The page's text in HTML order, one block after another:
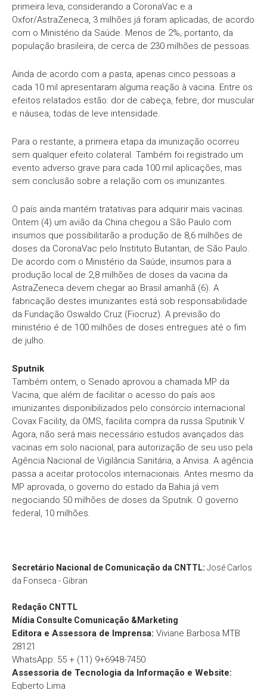
primeira leva, considerando a CoronaVac e a
Oxfor/AstraZeneca, 3 milhões já foram aplicadas, de acordo
com o Ministério da Saúde. Menos de 2%, portanto, da
população brasileira, de cerca de 230 milhões de pessoas.
Ainda de acordo com a pasta, apenas cinco pessoas a
cada 10 mil apresentaram alguma reação à vacina. Entre os
efeitos relatados estão: dor de cabeça, febre, dor muscular
e náusea, todas de leve intensidade.
Para o restante, a primeira etapa da imunização ocorreu
sem qualquer efeito colateral. Também foi registrado um
evento adverso grave para cada 100 mil aplicações, mas
sem conclusão sobre a relação com os imunizantes.
O país ainda mantém tratativas para adquirir mais vacinas.
Ontem (4) um avião da China chegou a São Paulo com
insumos que possibilitarão a produção de 8,6 milhões de
doses da CoronaVac pelo Instituto Butantan, de São Paulo.
De acordo com o Ministério da Saúde, insumos para a
produção local de 2,8 milhões de doses da vacina da
AstraZeneca devem chegar ao Brasil amanhã (6). A
fabricação destes imunizantes está sob responsabilidade
da Fundação Oswaldo Cruz (Fiocruz). A previsão do
ministério é de 100 milhões de doses entregues até o fim
de julho.
Sputnik
Também ontem, o Senado aprovou a chamada MP da
Vacina, que além de facilitar o acesso do país aos
imunizantes disponibilizados pelo consórcio internacional
Covax Facility, da OMS, facilita compra da russa Sputinik V.
Agora, não será mais necessário estudos avançados das
vacinas em solo nacional, para autorização de seu uso pela
Agência Nacional de Vigilância Sanitária, a Anvisa. A agência
passa a aceitar protocolos internacionais. Antes mesmo da
MP aprovada, o governo do estado da Bahia já vem
negociando 50 milhões de doses da Sputnik. O governo
federal, 10 milhões.
Secretário Nacional de Comunicação da CNTTL: José Carlos
da Fonseca - Gibran
Redação CNTTL
Mídia Consulte Comunicação &Marketing
Editora e Assessora de Imprensa: Viviane Barbosa MTB
28121
WhatsApp: 55 + (11) 9+6948-7450
Assessoria de Tecnologia da Informação e Website:
Egberto Lima